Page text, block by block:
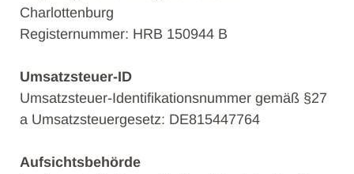
Charlottenburg
Registernummer: HRB 150944 B
Umsatzsteuer-ID
Umsatzsteuer-Identifikationsnummer gemäß §27
a Umsatzsteuergesetz: DE815447764
Aufsichtsbehörde